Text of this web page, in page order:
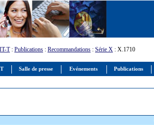
Salle de presse Evénements Publications
T: Publications : Recommandations : Série X : X.1710